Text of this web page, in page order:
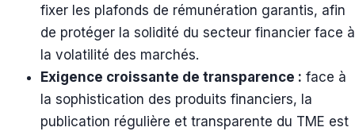
fixer les plafonds de rémunération garantis, afin
de protéger la solidité du secteur financier face à
la volatilité des marchés.
Exigence croissante de transparence : face à
la sophistication des produits financiers, la
publication régulière et transparente du TME est